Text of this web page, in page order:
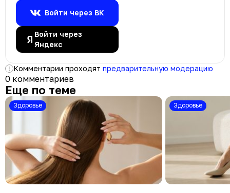
Войти через ВК
Войти через
Яндекс
Комментарии проходят предварительную модерацию
0 комментариев
Еще по теме
Здоровье Здоровье